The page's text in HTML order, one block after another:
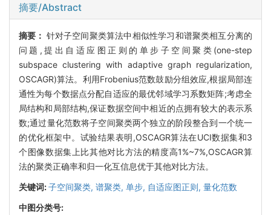
摘要/Abstract
摘要： 针对子空间聚类算法中相似性学习和谱聚类相互分离的
问题,提出自适应图正则的单步子空间聚类(one-step
subspace clustering with adaptive graph regularization,
OSCAGR)算法。利用Frobenius范数鼓励分组效应,根据局部连
通性为每个数据点分配自适应的最优邻域学习系数矩阵;考虑全
局结构和局部结构,保证数据空间中相近的点拥有较大的表示系
数;通过量化范数将子空间聚类两个独立的阶段整合到一个统一
的优化框架中。试验结果表明,OSCAGR算法在UCI数据集和3
个图像数据集上比其他对比方法的精度高1%~7%,OSCAGR算
法的聚类正确率和归一化互信息优于其他对比方法。
关键词:子空间聚类, 谱聚类, 单步, 自适应图正则, 量化范数
中图分类号: